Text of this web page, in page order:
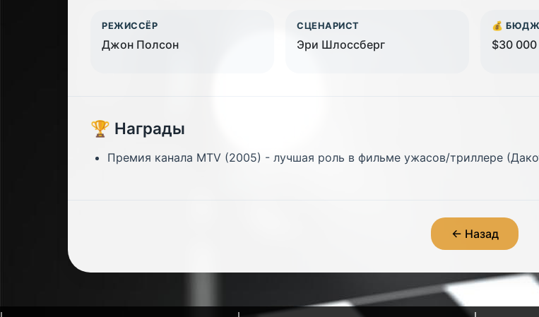
РЕЖИССЁР
Джон Полсон
СЦЕНАРИСТ
Эри Шлоссберг
💰
$30
🏆 Награды
Премия канала MTV (2005) - лучшая роль в фильме ужасов/триллере
← Назад